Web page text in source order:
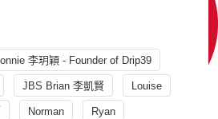
李玥穎 - Founder of Drip39
JBS Brian 李凱賢 Louise
Norman Ryan